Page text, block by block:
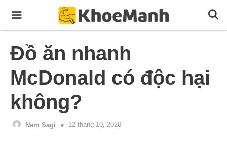
Menu
Đồ ăn nhanh
McDonald có độc hại
không?
Nam Sagi 12 tháng 10, 2020